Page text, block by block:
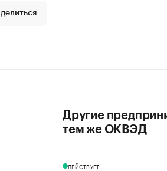
Другие
тем же ОКВЭД
ДЕЙСТВУЕТ